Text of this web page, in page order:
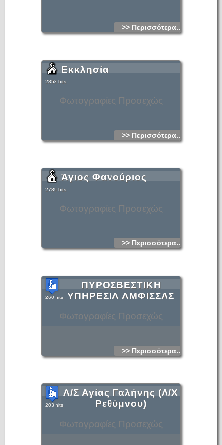
>> Περισσότερα...
Φωτογραφίες Προσεχώς
Εκκλησία
2853 hits
>> Περισσότερα...
Φωτογραφίες Προσεχώς
Άγιος Φανούριος
2789 hits
>> Περισσότερα...
Φωτογραφίες Προσεχώς
ΠΥΡΟΣΒΕΣΤΙΚΗ
ΥΠΗΡΕΣΙΑ ΑΜΦΙΣΣΑΣ
260 hits
>> Περισσότερα...
Φωτογραφίες Προσεχώς
Λ/Σ Αγίας Γαλήνης (Λ/Χ
Ρεθύμνου)
203 hits